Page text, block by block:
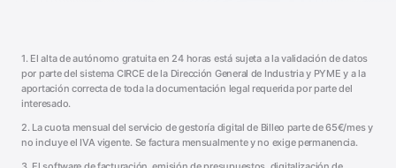
1. El alta de autónomo gratuita en 24 horas está sujeta a la validación de datos
por parte del sistema CIRCE de la Dirección General de Industria y PYME y a la
aportación correcta de toda la documentación legal requerida por parte del
interesado.
2. La cuota mensual del servicio de gestoría digital de Billeo parte de 65€/mes y
no incluye el IVA vigente. Se factura mensualmente y no exige permanencia.